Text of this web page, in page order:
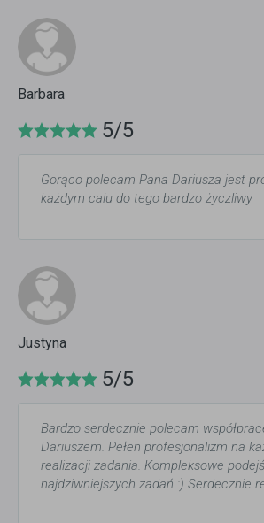
Barbara
5/5
Gorąco polecam Pana Dariusza jest
każdym calu do tego bardzo życzliwy
Justyna
5/5
Bardzo serdecznie polecam
Dariuszem. Pełen profesjonalizm na
realizacji zadania. Kompleksowe
najdziwniejszych zadań :) Serdecznie